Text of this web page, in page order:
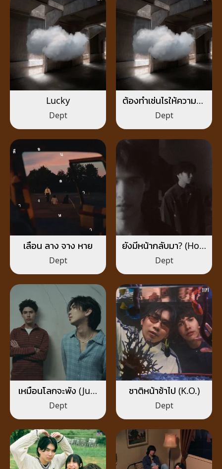
Lucky
Dept
ต้องทำเช่นไรให้ความรัก
เป็นนิรันดร์
Dept
เลือน ลาง จาง หาย
Dept
ยังมีหน้ากลับมา? (How
Dare You?)
Dept
เหมือนโลกจะพัง (Just
Realized)
Dept
ชาติหน้าช้าไป (K.O.)
Dept